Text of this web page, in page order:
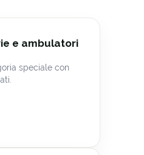
e ambulatori
speciale con